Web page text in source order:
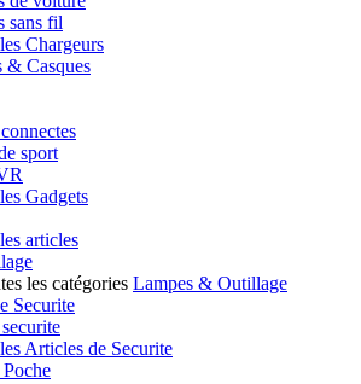
sans fil
Chargeurs
& Casques
sport
Gadgets
articles
les catégories Lampes & Outillage
Securite
Articles de Securite